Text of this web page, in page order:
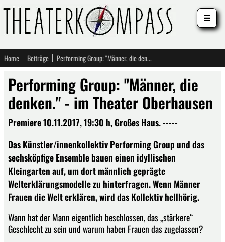
Home Beiträge Performing Group: "Männer, die denken." - im Theater Oberhausen
Performing Group: "Männer, die
denken." - im Theater Oberhausen
Premiere 10.11.2017, 19:30 h, Großes Haus. -----
Das Künstler/innenkollektiv Performing Group und das
sechsköpfige Ensemble bauen einen idyllischen
Kleingarten auf, um dort männlich geprägte
Welterklärungsmodelle zu hinterfragen. Wenn Männer
Frauen die Welt erklären, wird das Kollektiv hellhörig.
Wann hat der Mann eigentlich beschlossen, das „stärkere“
Geschlecht zu sein und warum haben Frauen das zugelassen?
☰